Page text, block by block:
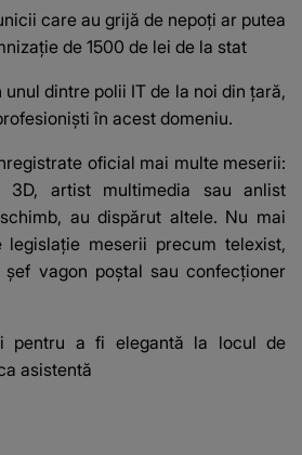
care au grijă de nepoți ar putea
de 1500 de lei de la stat
unul dintre polii IT de la noi din țară,
în acest domeniu.
oficial mai multe meserii:
3D, artist multimedia sau anlist
au dispărut altele. Nu mai
legislație meserii precum telexist,
șef vagon poștal sau confecționer
pentru a fi elegantă la locul de
asistentă